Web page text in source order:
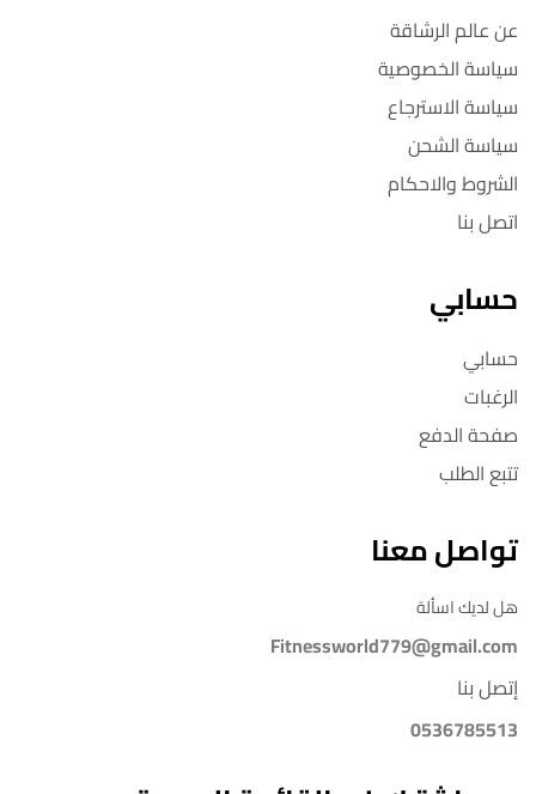
عن عالم الرشاقة
سياسة الخصوصية
سياسة الاسترجاع
سياسة الشحن
الشروط والاحكام
اتصل بنا
حسابي
حسابي
الرغبات
صفحة الدفع
تتبع الطلب
تواصل معنا
هل لديك اسألة
Fitnessworld779@gmail.com
إتصل بنا
0536785513